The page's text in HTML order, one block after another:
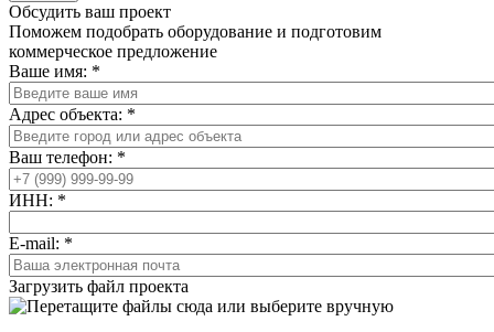
Обсудить ваш проект
Поможем подобрать оборудование и подготовим
коммерческое предложение
Ваше имя: *
Адрес объекта: *
Ваш телефон: *
ИНН: *
E-mail: *
Загрузить файл проекта